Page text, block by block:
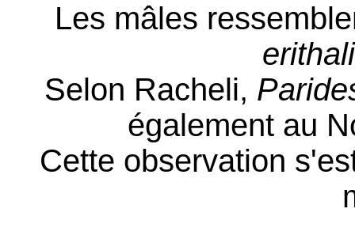
Les mâles
Selon Racheli,
également au
Cette observation